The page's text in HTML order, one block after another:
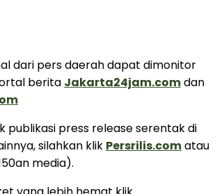
dari pers daerah dapat dimonitor
berita Jakarta24jam.comdan
publikasi press release serentak di
silahkan klik Persrilis.comatau
media).